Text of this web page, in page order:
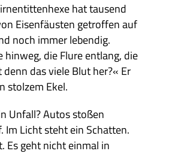
hat tau­send
Eisen­fäu­sten getrof­fen auf
noch immer leben­dig.
die Flure ent­lang, die
das viele Blut her?« Er
stol­zem Ekel.
Unfall? Autos sto­ßen
Im Licht steht ein Schat­ten.
Es geht nicht ein­mal in